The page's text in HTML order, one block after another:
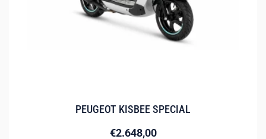
PEUGEOT KISBEE SPECIAL
€2.648,00